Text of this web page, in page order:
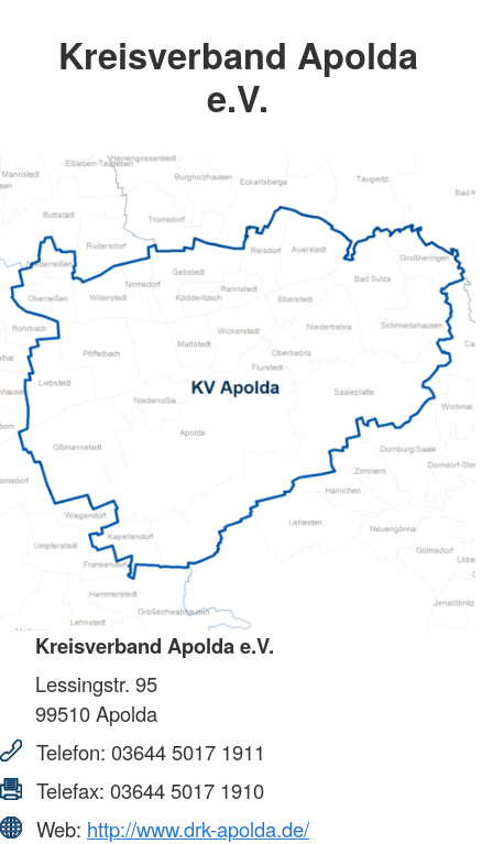
Kreisverband Apolda
e.V.
Kreisverband Apolda e.V.
Lessingstr. 95
99510Apolda
Telefon: 03644 5017 1911
Telefax: 03644 5017 1910
Web: http://www.drk-apolda.de/